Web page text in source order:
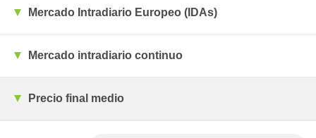
Mercado Intradiario Europeo (IDAs)
Mercado intradiario continuo
Precio final medio